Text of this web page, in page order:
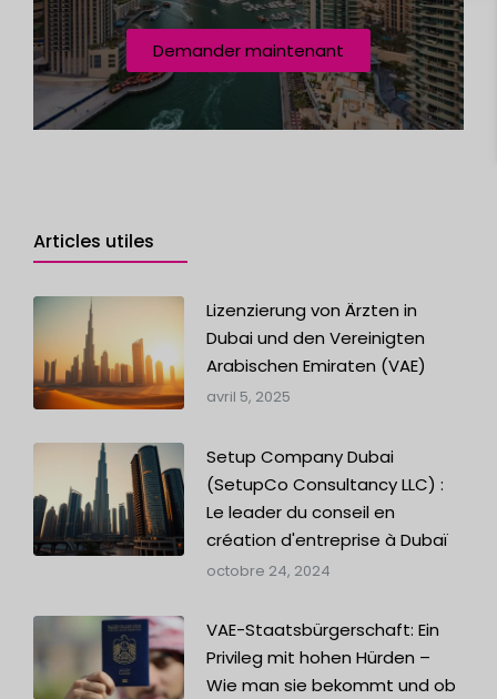
Demander maintenant
Articles utiles
Lizenzierung von Ärzten in
Dubai und den Vereinigten
Arabischen Emiraten (VAE)
avril 5, 2025
Setup Company Dubai
(SetupCo Consultancy LLC) :
Le leader du conseil en
création d'entreprise à Dubaï
octobre 24, 2024
VAE-Staatsbürgerschaft: Ein
Privileg mit hohen Hürden –
Wie man sie bekommt und ob